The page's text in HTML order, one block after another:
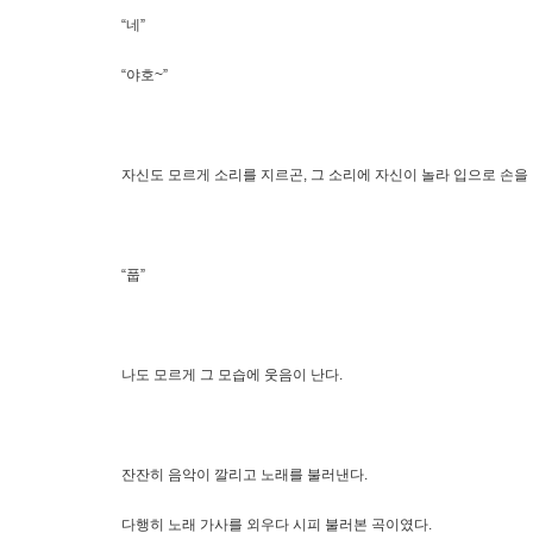
“네”
“야호~”
자신도 모르게 소리를 지르곤, 그 소리에 자신이 놀라 입으로 손을
“풉”
나도 모르게 그 모습에 웃음이 난다.
잔잔히 음악이 깔리고 노래를 불러낸다.
다행히 노래 가사를 외우다 시피 불러본 곡이였다.